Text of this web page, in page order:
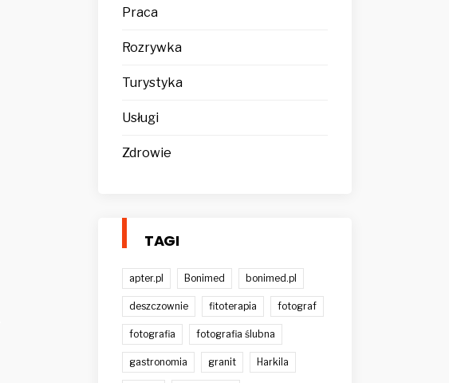
Praca
Rozrywka
Turystyka
Usługi
Zdrowie
TAGI
apter.pl Bonimed bonimed.pl
deszczownie fitoterapia fotograf
fotografia fotografia ślubna
gastronomia granit Harkila